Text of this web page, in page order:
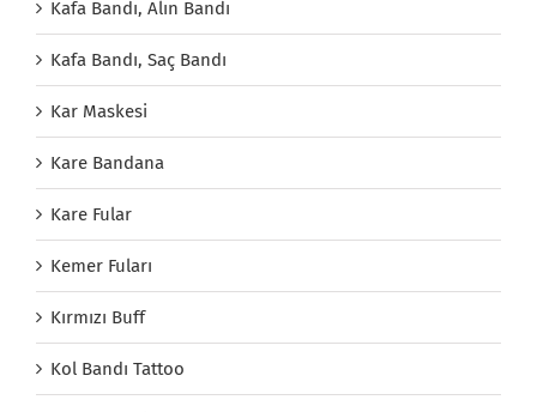
Kafa Bandı, Alın Bandı
Kafa Bandı, Saç Bandı
Kar Maskesi
Kare Bandana
Kare Fular
Kemer Fuları
Kırmızı Buff
Kol Bandı Tattoo